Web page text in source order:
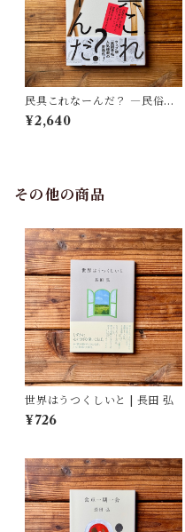
民具これなーんだ？ ―民俗学
者・宮本常一が美術大学に遺
した民具コレクション | 加藤幸
¥2,640
その他の商品
世界はうつくしいと | 長田 弘
¥726